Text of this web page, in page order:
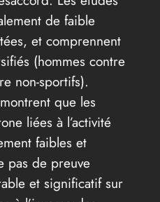
de faible
et comprennent
(hommes contre
non-sportifs).
que les
liées à l’activité
faibles et
pas de preuve
et significatif sur